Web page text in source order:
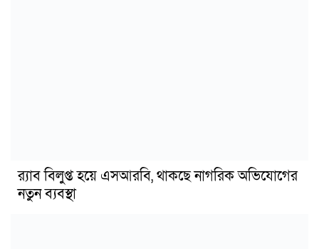
র‍্যাব বিলুপ্ত হয়ে এসআরবি, থাকছে নাগরিক অভিযোগের
নতুন ব্যবস্থা